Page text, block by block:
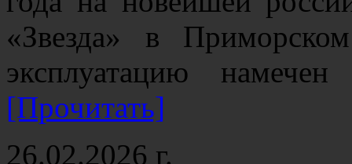
«Звезда» в
эксплуатацию
[Прочитать]
26.02.2026 г.